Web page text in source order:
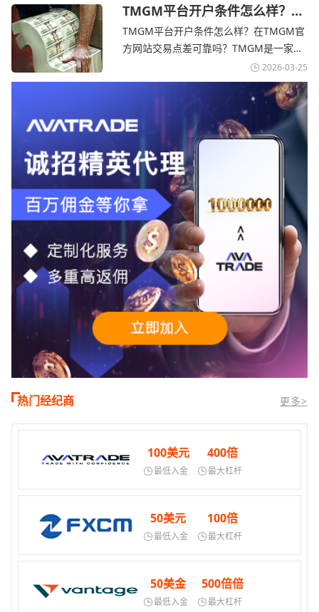
标准的MT4、MT5，以及自研的
AvaTradeGO和AvaOptions。通过
avatrade爱华官网交易资讯了解，据伊朗
TMGM平台开户条件怎么样？美
伊和谈传闻引发油价暴跌-
TMGM官网
TMGM平台开户条件怎么样？在TMGM官
方网站交易点差可靠吗？‌‌‌TMGM是一家交
易成本极低、产品极其丰富、ASIC监管
+千万保险加持的全球知名经纪商，特别适
合活跃交易者和股票CFD投资者。通过
TMGM官网交易资讯了解，周三亚洲交易
时段,油价暴跌逾6%,布伦特原油跌破每桶
100美元
2026-03-25
热门经纪商 更多>
100美元
最低入金
400倍
最大杠杆
50美元
最低入金
100倍
最大杠杆
50美金
最低入金
500倍倍
最大杠杆